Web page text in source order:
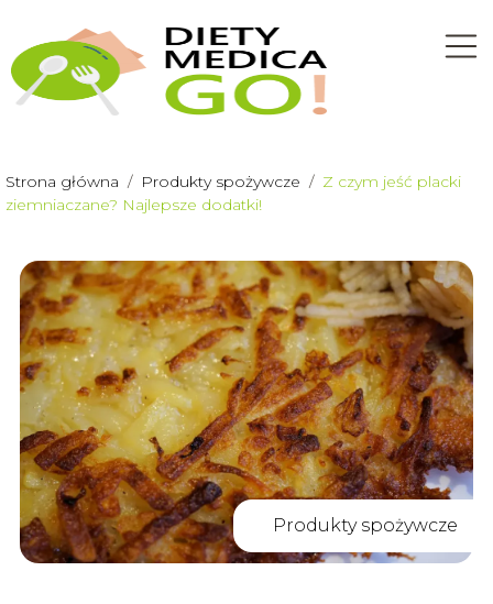
Strona główna / Produkty spożywcze / Z czym jeść placki
ziemniaczane? Najlepsze dodatki!
Produkty spożywcze